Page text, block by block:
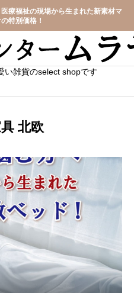
療福祉の現場から生まれた新素材マ
特別価格！
い雑貨のselect shopです
北欧